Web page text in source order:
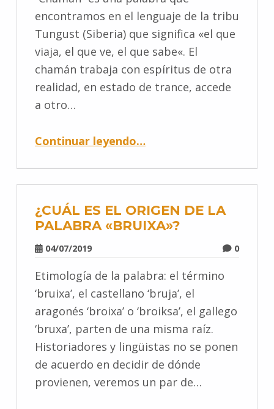
encontramos en el lenguaje de la tribu
Tungust (Siberia) que significa «el que
viaja, el que ve, el que sabe«. El
chamán trabaja con espíritus de otra
realidad, en estado de trance, accede
a otro…
Continuar leyendo…
¿CUÁL ES EL ORIGEN DE LA
PALABRA «BRUIXA»?
04/07/2019 0
Etimología de la palabra: el término
‘bruixa’, el castellano ‘bruja’, el
aragonés ‘broixa’ o ‘broiksa’, el gallego
‘bruxa’, parten de una misma raíz.
Historiadores y lingüistas no se ponen
de acuerdo en decidir de dónde
provienen, veremos un par de…